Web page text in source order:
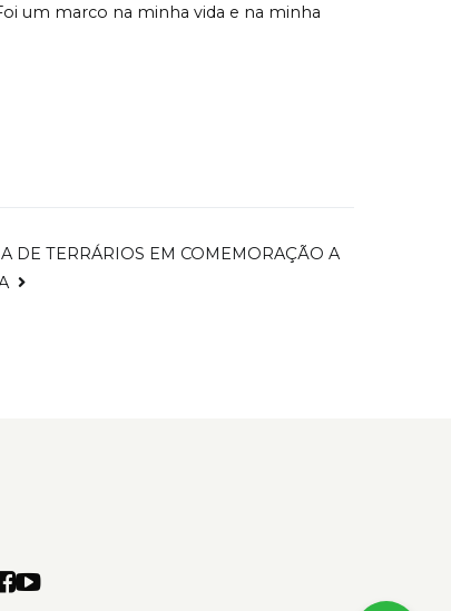
um marco na minha vida e na minha
DE TERRÁRIOS EM COMEMORAÇÃO A